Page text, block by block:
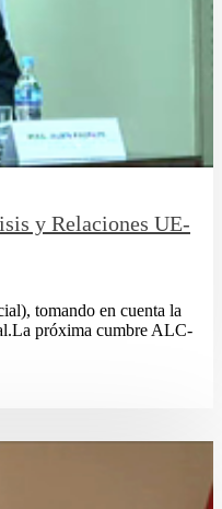
y Relaciones UE-
tomando en cuenta la
próxima cumbre ALC-